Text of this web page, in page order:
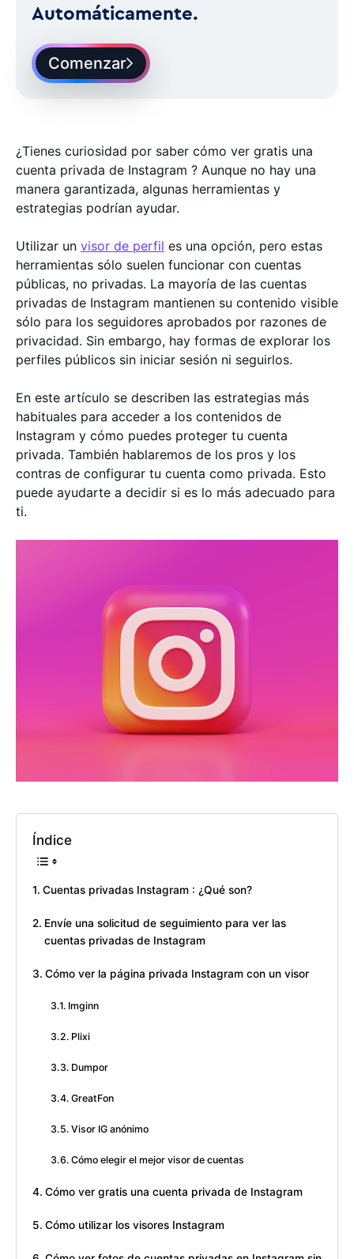
Automáticamente.
Comenzar
¿Tienes curiosidad por saber cómo ver gratis una
cuenta privada de Instagram ? Aunque no hay una
manera garantizada, algunas herramientas y
estrategias podrían ayudar.
Utilizar un visor de perfil es una opción, pero estas
herramientas sólo suelen funcionar con cuentas
públicas, no privadas. La mayoría de las cuentas
privadas de Instagram mantienen su contenido visible
sólo para los seguidores aprobados por razones de
privacidad. Sin embargo, hay formas de explorar los
perfiles públicos sin iniciar sesión ni seguirlos.
En este artículo se describen las estrategias más
habituales para acceder a los contenidos de
Instagram y cómo puedes proteger tu cuenta
privada. También hablaremos de los pros y los
contras de configurar tu cuenta como privada. Esto
puede ayudarte a decidir si es lo más adecuado para
ti.
Índice
Cuentas privadas Instagram : ¿Qué son?
Envíe una solicitud de seguimiento para ver las
cuentas privadas de Instagram
Cómo ver la página privada Instagram con un visor
Imginn
Plixi
Dumpor
GreatFon
Visor IG anónimo
Cómo elegir el mejor visor de cuentas
Cómo ver gratis una cuenta privada de Instagram
Cómo utilizar los visores Instagram